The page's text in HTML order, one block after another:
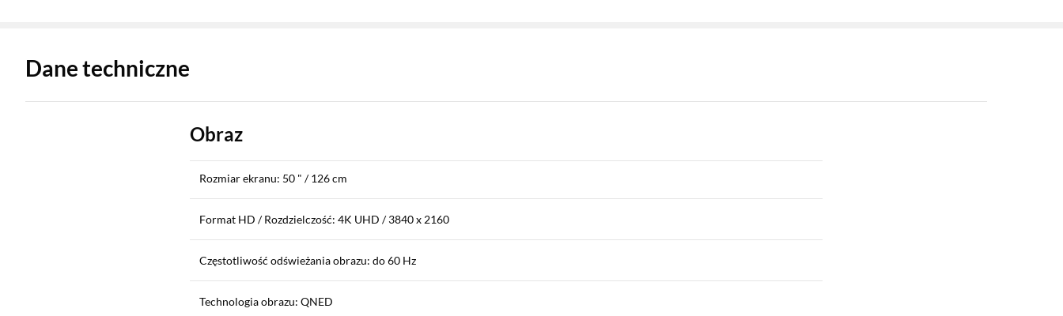
Dane techniczne
Obraz
Rozmiar ekranu: 50 " / 126 cm
Format HD / Rozdzielczość: 4K UHD / 3840 x 2160
Częstotliwość odświeżania obrazu: do 60 Hz
Technologia obrazu: QNED